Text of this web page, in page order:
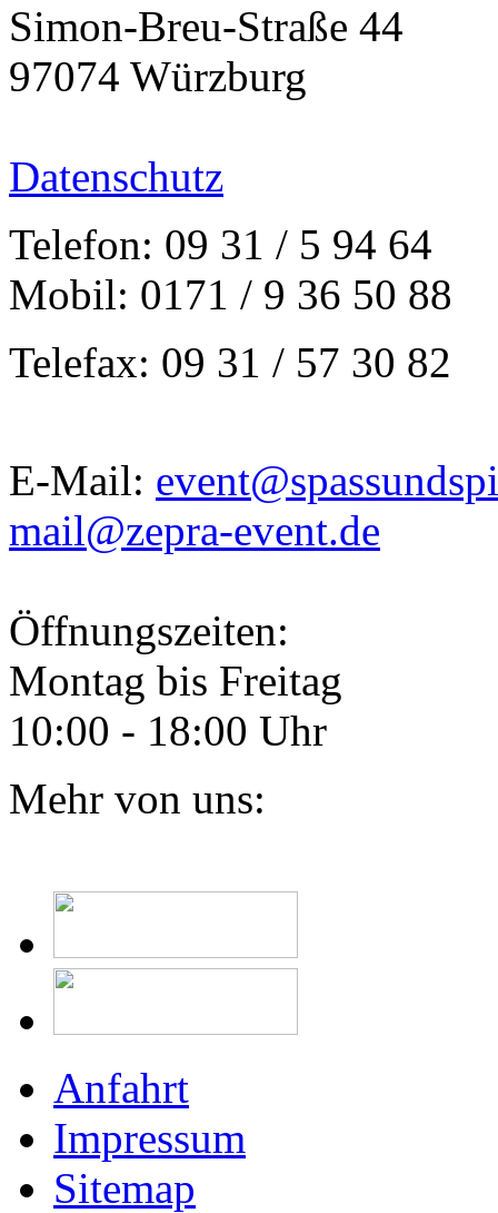
Simon-Breu-Straße 44
97074 Würzburg
Datenschutz
Telefon: 09 31 / 5 94 64
Mobil: 0171 / 9 36 50 88
Telefax: 09 31 / 57 30 82
E-Mail:
mail@zepra-event.de
Öffnungszeiten:
Montag bis Freitag
10:00 - 18:00 Uhr
Mehr von uns:
Anfahrt
Impressum
Sitemap